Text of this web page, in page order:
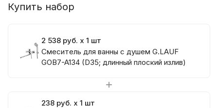
Купить набор
2 538 руб. x 1 шт
Смеситель для ванны с душем G.LAUF
GOB7-A134 (D35; длинный плоский излив)
238 руб. x 1 шт